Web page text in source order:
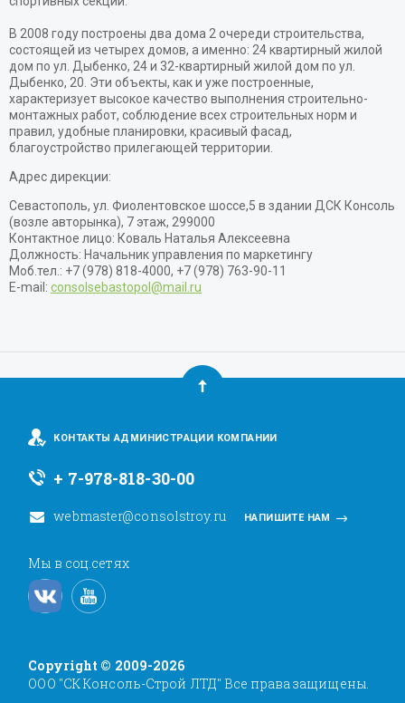
В 2008 году построены два дома 2 очереди строительства,
состоящей из четырех домов, а именно: 24 квартирный жилой
дом по ул. Дыбенко, 24 и 32-квартирный жилой дом по ул.
Дыбенко, 20. Эти объекты, как и уже построенные,
характеризует высокое качество выполнения строительно-
монтажных работ, соблюдение всех строительных норм и
правил, удобные планировки, красивый фасад,
благоустройство прилегающей территории.
Адрес дирекции:
Севастополь, ул. Фиолентовское шоссе,5 в здании ДСК Консоль
(возле авторынка), 7 этаж, 299000
Контактное лицо: Коваль Наталья Алексеевна
Должность: Начальник управления по маркетингу
Моб.тел.: +7 (978) 818-4000, +7 (978) 763-90-11
E-mail: consolsebastopol@mail.ru
КОНТАКТЫ АДМИНИСТРАЦИИ КОМПАНИИ
+ 7-978-818-30-00
webmaster@consolstroy.ru НАПИШИТЕ НАМ
Мы в соц.сетях
Copyright © 2009-2026
ООО "СК Консоль-Строй ЛТД" Все права защищены.